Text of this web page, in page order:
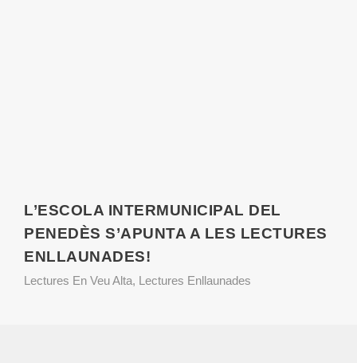
L’ESCOLA INTERMUNICIPAL DEL
PENEDÈS S’APUNTA A LES LECTURES
ENLLAUNADES!
Lectures En Veu Alta, Lectures Enllaunades